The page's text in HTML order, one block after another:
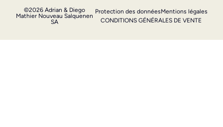
©2026 Adrian & Diego
Mathier Nouveau Salquenen
SA
Protection des donnéesMentions légales
CONDITIONS GÉNÉRALES DE VENTE